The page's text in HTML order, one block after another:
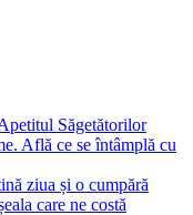
Săgetătorilor
Află ce se întâmplă cu
ziua și o cumpără
care ne costă